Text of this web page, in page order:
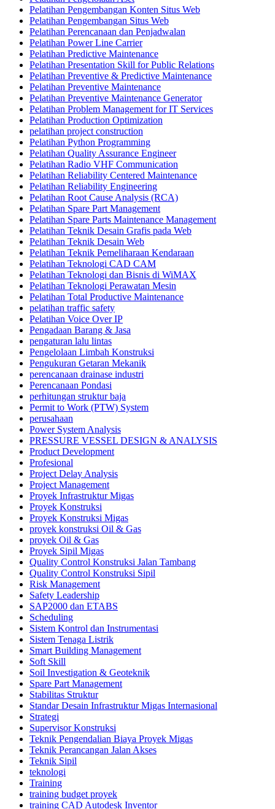
Pelatihan Pengembangan Konten Situs Web
Pelatihan Pengembangan Situs Web
Pelatihan Perencanaan dan Penjadwalan
Pelatihan Power Line Carrier
Pelatihan Predictive Maintenance
Pelatihan Presentation Skill for Public Relations
Pelatihan Preventive & Predictive Maintenance
Pelatihan Preventive Maintenance
Pelatihan Preventive Maintenance Generator
Pelatihan Problem Management for IT Services
Pelatihan Production Optimization
pelatihan project construction
Pelatihan Python Programming
Pelatihan Quality Assurance Engineer
Pelatihan Radio VHF Communication
Pelatihan Reliability Centered Maintenance
Pelatihan Reliability Engineering
Pelatihan Root Cause Analysis (RCA)
Pelatihan Spare Part Management
Pelatihan Spare Parts Maintenance Management
Pelatihan Teknik Desain Grafis pada Web
Pelatihan Teknik Desain Web
Pelatihan Teknik Pemeliharaan Kendaraan
Pelatihan Teknologi CAD CAM
Pelatihan Teknologi dan Bisnis di WiMAX
Pelatihan Teknologi Perawatan Mesin
Pelatihan Total Productive Maintenance
pelatihan traffic safety
Pelatihan Voice Over IP
Pengadaan Barang & Jasa
pengaturan lalu lintas
Pengelolaan Limbah Konstruksi
Pengukuran Getaran Mekanik
perencanaan drainase industri
Perencanaan Pondasi
perhitungan struktur baja
Permit to Work (PTW) System
perusahaan
Power System Analysis
PRESSURE VESSEL DESIGN & ANALYSIS
Product Development
Profesional
Project Delay Analysis
Project Management
Proyek Infrastruktur Migas
Proyek Konstruksi
Proyek Konstruksi Migas
proyek konstruksi Oil & Gas
proyek Oil & Gas
Proyek Sipil Migas
Quality Control Konstruksi Jalan Tambang
Quality Control Konstruksi Sipil
Risk Management
Safety Leadership
SAP2000 dan ETABS
Scheduling
Sistem Kontrol dan Instrumentasi
Sistem Tenaga Listrik
Smart Building Management
Soft Skill
Soil Investigation & Geoteknik
Spare Part Management
Stabilitas Struktur
Standar Desain Infrastruktur Migas Internasional
Strategi
Supervisor Konstruksi
Teknik Pengendalian Biaya Proyek Migas
Teknik Perancangan Jalan Akses
Teknik Sipil
teknologi
Training
training budget proyek
training CAD Autodesk Inventor